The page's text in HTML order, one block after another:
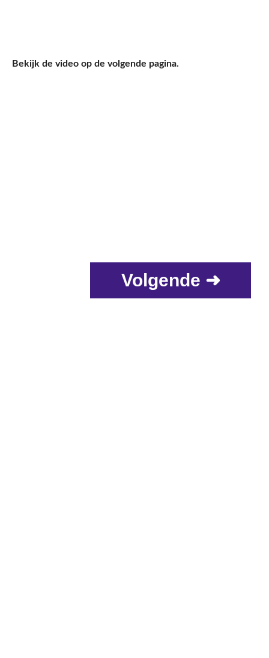
Bekijk de video op de volgende pagina.
Volgende ➜